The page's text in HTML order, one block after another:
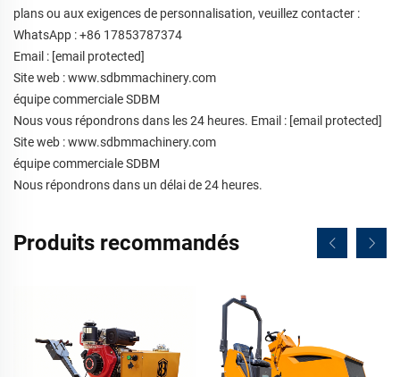
plans ou aux exigences de personnalisation, veuillez contacter :
WhatsApp : +86 17853787374
Email : [email protected]
Site web : www.sdbmmachinery.com
équipe commerciale SDBM
Nous vous répondrons dans les 24 heures. Email : [email protected]
Site web : www.sdbmmachinery.com
équipe commerciale SDBM
Nous répondrons dans un délai de 24 heures.
Produits recommandés